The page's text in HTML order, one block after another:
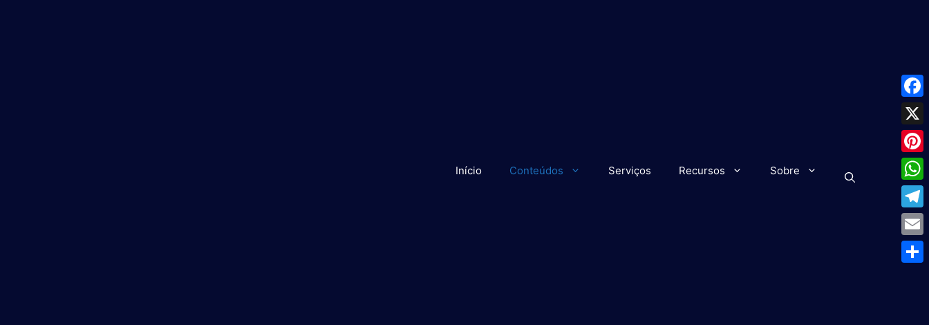
Início Conteúdos Serviços Recursos Sobre
X